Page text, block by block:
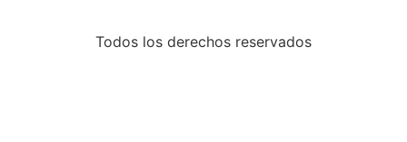
Todos los derechos reservados